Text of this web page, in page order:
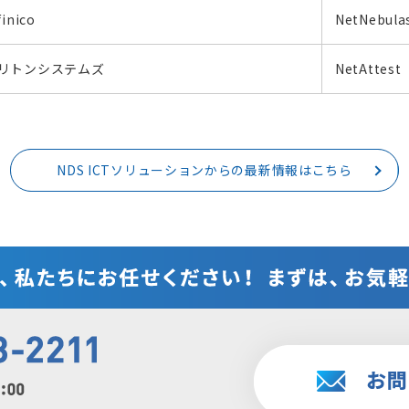
トンシステムズ NetAttest
NDS ICTソリューションからの最新情報はこちら